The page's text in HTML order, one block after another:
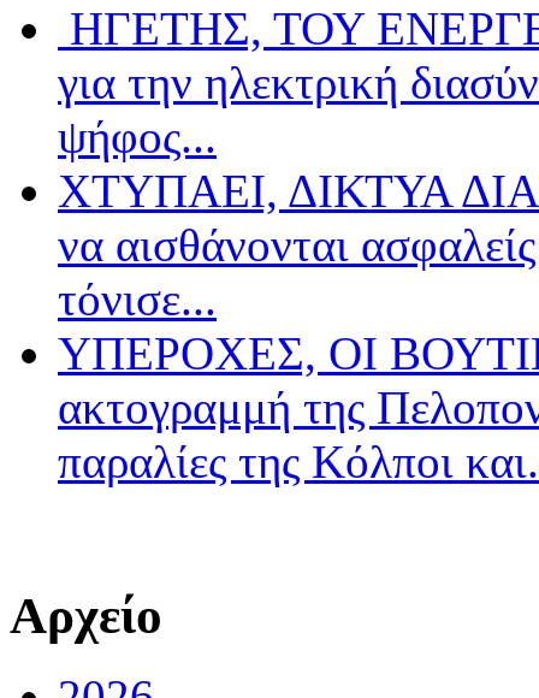
ΗΓΕΤΗΣ, ΤΟΥ
για την ηλεκτρική
ψήφος...
ΧΤΥΠΑΕΙ, ΔΙΚΤΥΑ
να αισθάνονται
τόνισε...
ΥΠΕΡΟΧΕΣ, ΟΙ
ακτογραμμή της
παραλίες της Κόλποι
Αρχείο